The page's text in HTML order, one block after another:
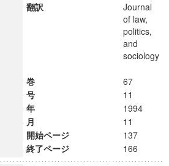
翻訳
Journal
of law,
politics,
and
sociology
巻
67
号
11
年
1994
月
11
開始ページ
137
終了ページ
166